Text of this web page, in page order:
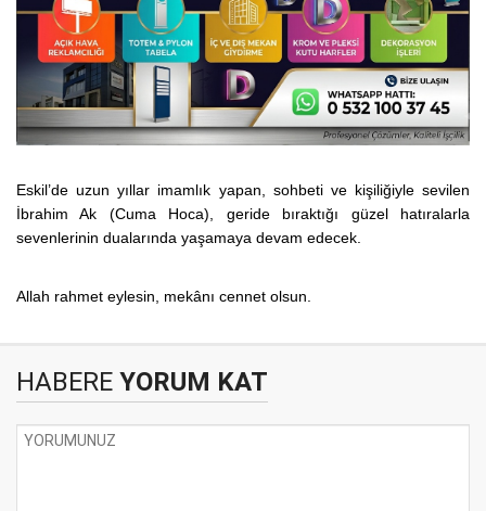
Eskil’de uzun yıllar imamlık yapan, sohbeti ve kişiliğiyle sevilen
İbrahim Ak (Cuma Hoca), geride bıraktığı güzel hatıralarla
sevenlerinin dualarında yaşamaya devam edecek.
Allah rahmet eylesin, mekânı cennet olsun.
HABERE YORUM KAT